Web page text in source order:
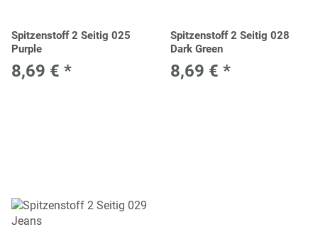
Spitzenstoff 2 Seitig 025
Purple
8,69 € *
Spitzenstoff 2 Seitig 028
Dark Green
8,69 € *